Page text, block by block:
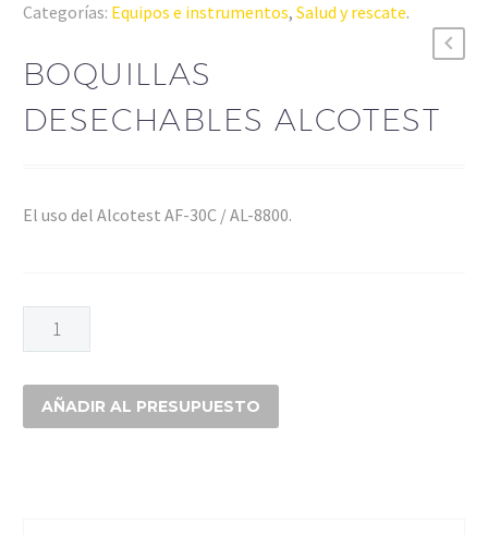
Categorías: Equipos e instrumentos, Salud y rescate.
BOQUILLAS
DESECHABLES ALCOTEST
El uso del Alcotest AF-30C / AL-8800.
BOQUILLAS
DESECHABLES
cantidad
AÑADIR AL PRESUPUESTO